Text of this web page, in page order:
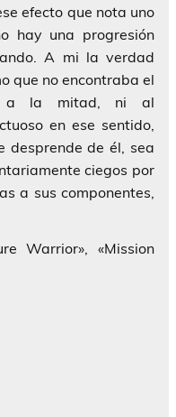
efecto que nota uno
hay una progresión
A mi la verdad
que no encontraba el
a la mitad, ni al
en ese sentido,
desprende de él, sea
ciegos por
a sus componentes,
Warrior», «Mission